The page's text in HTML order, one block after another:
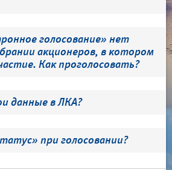
голосование» нет
акционеров, в котором
Как проголосовать?
данные в ЛКА?
при голосовании?